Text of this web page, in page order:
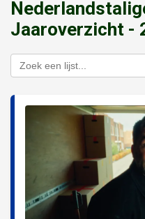
Jaaroverzicht -